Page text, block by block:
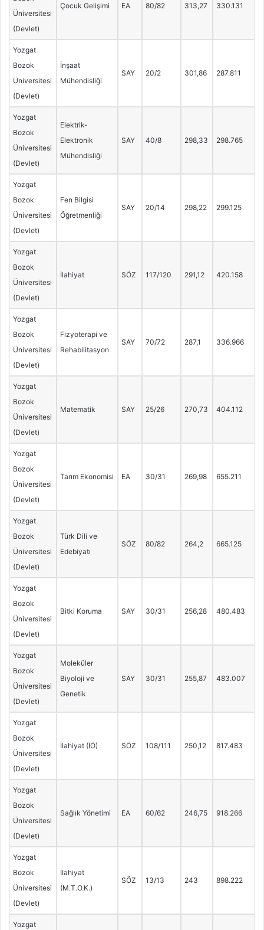
Üniversitesi
(Devlet)
Çocuk Gelişimi EA 80/82 313,27 330.131
Yozgat
Bozok
Üniversitesi
(Devlet)
İnşaat
Mühendisliği
SAY 20/2 301,86 287.811
Yozgat
Bozok
Üniversitesi
(Devlet)
Elektrik-
Elektronik
Mühendisliği
SAY 40/8 298,33 298.765
Yozgat
Bozok
Üniversitesi
(Devlet)
Fen Bilgisi
Öğretmenliği
SAY 20/14 298,22 299.125
Yozgat
Bozok
Üniversitesi
(Devlet)
İlahiyat SÖZ 117/120 291,12 420.158
Yozgat
Bozok
Üniversitesi
(Devlet)
Fizyoterapi ve
Rehabilitasyon
SAY 70/72 287,1 336.966
Yozgat
Bozok
Üniversitesi
(Devlet)
Matematik SAY 25/26 270,73 404.112
Yozgat
Bozok
Üniversitesi
(Devlet)
Tarım Ekonomisi EA 30/31 269,98 655.211
Yozgat
Bozok
Üniversitesi
(Devlet)
Türk Dili ve
Edebiyatı
SÖZ 80/82 264,2 665.125
Yozgat
Bozok
Üniversitesi
(Devlet)
Bitki Koruma SAY 30/31 256,28 480.483
Yozgat
Bozok
Üniversitesi
(Devlet)
Moleküler
Biyoloji ve
Genetik
SAY 30/31 255,87 483.007
Yozgat
Bozok
Üniversitesi
(Devlet)
İlahiyat (İÖ) SÖZ 108/111 250,12 817.483
Yozgat
Bozok
Üniversitesi
(Devlet)
Sağlık Yönetimi EA 60/62 246,75 918.266
Yozgat
Bozok
Üniversitesi
(Devlet)
İlahiyat
(M.T.O.K.)
SÖZ 13/13 243 898.222
Yozgat